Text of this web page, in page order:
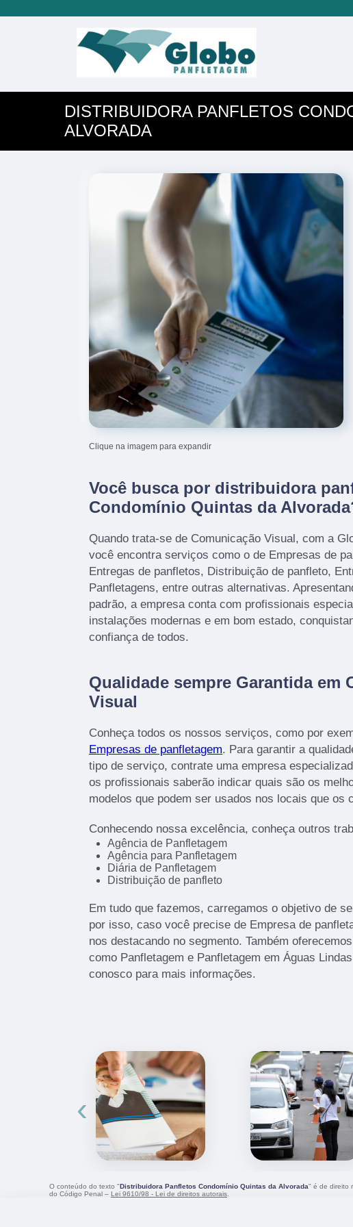
DISTRIBUIDORA PANFLETOS
ALVORADA
Clique na imagem para expandir
Você busca por distribuidora
Condomínio Quintas da
Quando trata-se de Comunicação Visual, com a
você encontra serviços como o de Empresas de
Entregas de panfletos, Distribuição de panfleto,
Panfletagens, entre outras alternativas.
padrão, a empresa conta com profissionais
instalações modernas e em bom estado,
confiança de todos.
Qualidade sempre Garantida em
Visual
Conheça todos os nossos serviços, como por
Empresas de panfletagem. Para garantir a
tipo de serviço, contrate uma empresa
os profissionais saberão indicar quais são os
modelos que podem ser usados nos locais que os
Conhecendo nossa excelência, conheça outros
Agência de Panfletagem
Agência para Panfletagem
Diária de Panfletagem
Distribuição de panfleto
Em tudo que fazemos, carregamos o objetivo de
por isso, caso você precise de Empresa de
nos destacando no segmento. Também
como Panfletagem e Panfletagem em Águas
conosco para mais informações.
‹
O conteúdo do texto "Distribuidora Panfletos Condomínio Quintas da Alvorada" é de direito
do Código Penal – Lei 9610/98 - Lei de direitos autorais